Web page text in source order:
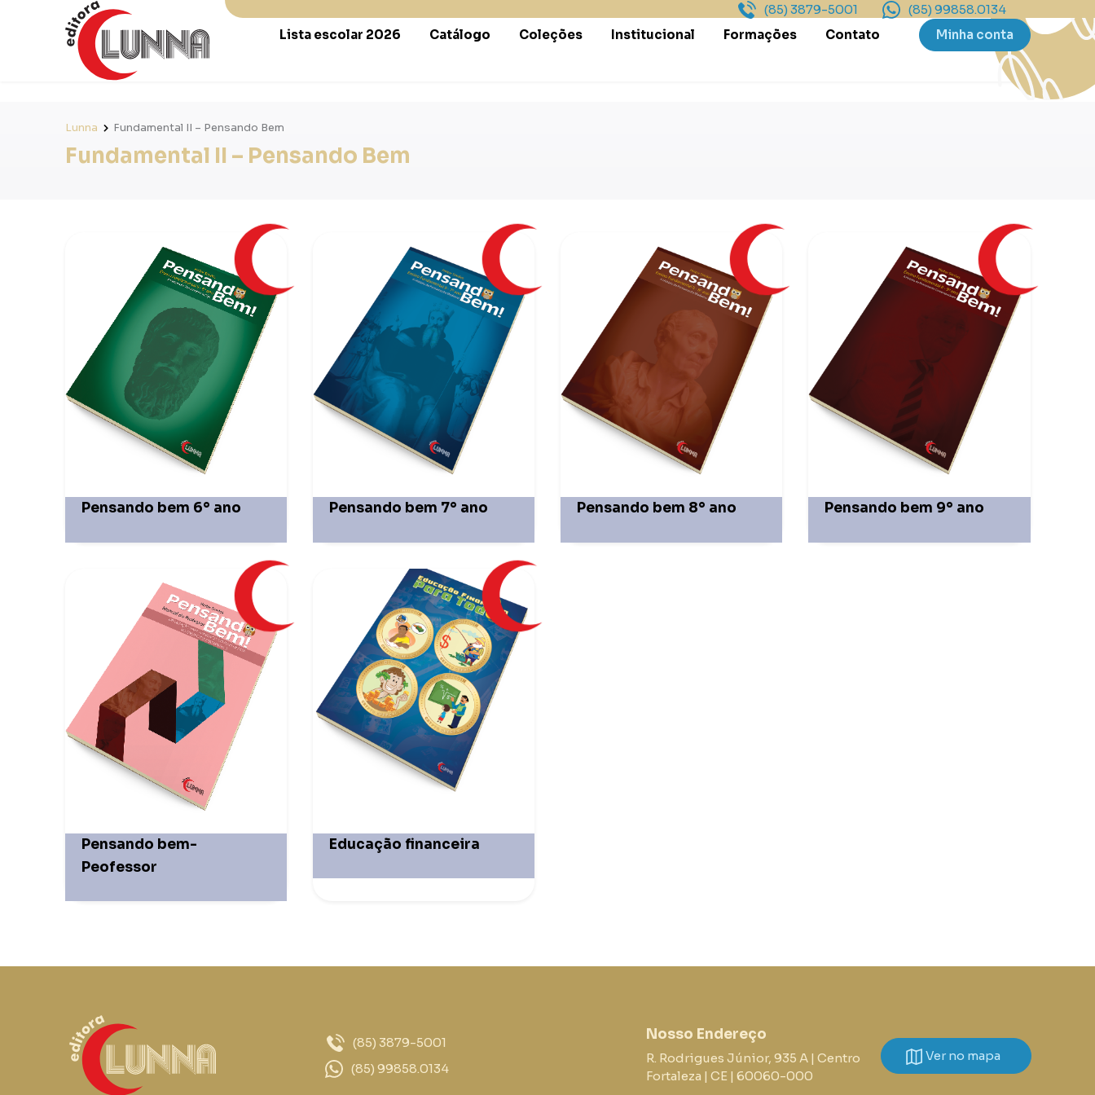
(85) 3879-5001
(85) 99858.0134
Lista escolar 2026
Catálogo Coleções Institucional Formações Contato Minha conta
Lunna Fundamental II – Pensando Bem
Fundamental II – Pensando Bem
Pensando bem 6° ano Pensando bem 7° ano Pensando bem 8° ano Pensando bem 9° ano
Pensando bem-
Peofessor
Educação financeira
(85) 3879-5001
(85) 99858.0134
Nosso Endereço
R. Rodrigues Júnior, 935 A | Centro
Fortaleza | CE | 60060-000
Ver no mapa